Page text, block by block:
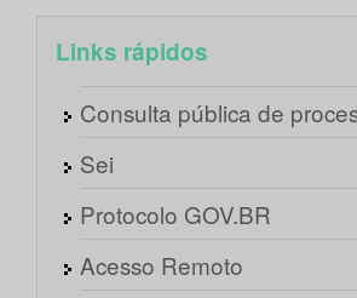
Links rápidos
Consulta pública de
Sei
Protocolo GOV.BR
Acesso Remoto